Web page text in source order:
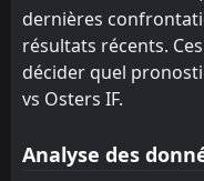
FT
13:30
26Mar
IF
Osters IF
FT
dernières
résultats récents.
décider quel
vs Osters IF.
Analyse des